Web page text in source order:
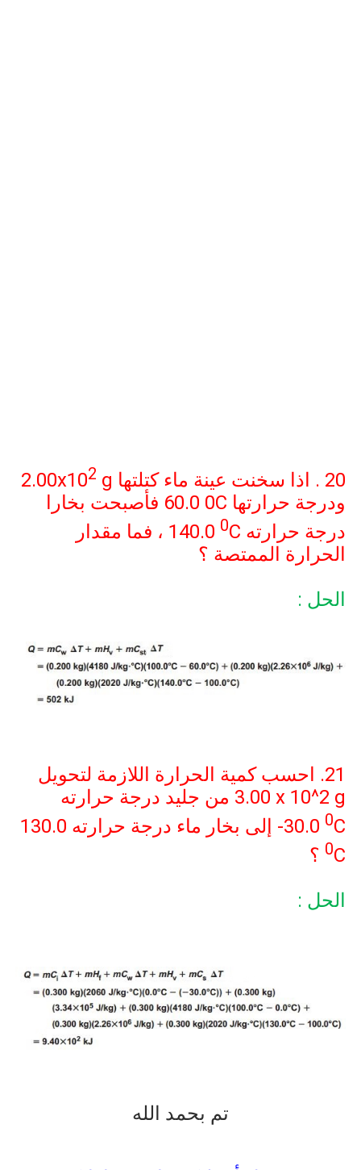
20 . اذا سخنت عينة ماء كتلتها 2.00x102 g
ودرجة حرارتها 60.0 0C فأصبحت بخارا
درجة حرارته
140.0 0C
، فما مقدار
الحرارة الممتصة ؟
الحل :
21. احسب كمية الحرارة اللازمة لتحويل
3.00 x 10^2 g من جليد درجة حرارته
-30.0 0C إلى بخار ماء درجة حرارته 130.0
0C
؟
الحل :
تم بحمد الله